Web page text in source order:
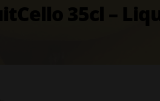
35cl –